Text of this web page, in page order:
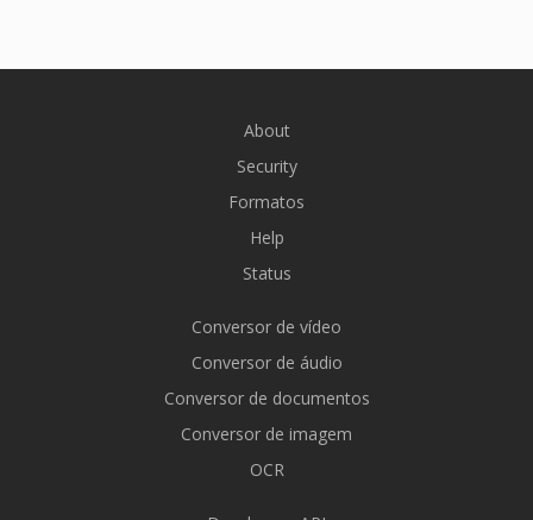
About
Security
Formatos
Help
Status
Conversor de vídeo
Conversor de áudio
Conversor de documentos
Conversor de imagem
OCR